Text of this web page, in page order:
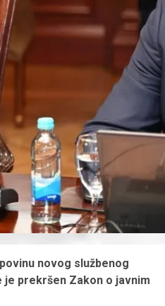
novog službenog
je prekršen Zakon o javnim